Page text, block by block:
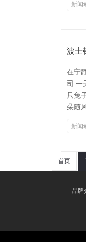
新闻
波士
在宁
司 一
只兔
朵随
新闻
首页
品牌